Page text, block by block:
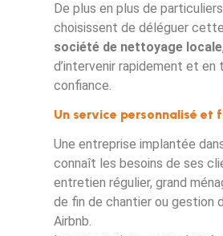
De plus en plus de
choisissent de déléguer
société de nettoyage locale
d’intervenir rapidement et en
confiance.
Un service personnalisé et
Une entreprise implantée
connaît les besoins de ses
entretien régulier, grand
de fin de chantier ou gestion
Airbnb.